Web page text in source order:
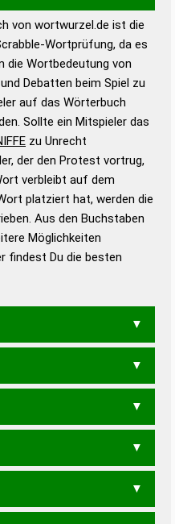
semantischen
Anhaltspunkte zu
und Wortform, um die
Scrabble-Spiel zu
Scrabble-
in 12 Bänden
und gutes
Die deutsche Grammatik
Deutsches
von wortwurzel.de ist die
Wortprüfung, da es
die Wortbedeutung von
Debatten beim Spiel zu
auf das Wörterbuch
Sollte ein Mitspieler das
zu Unrecht
der den Protest vortrug,
verbleibt auf dem
platziert hat, werden die
Aus den Buchstaben
Möglichkeiten
findest Du die besten